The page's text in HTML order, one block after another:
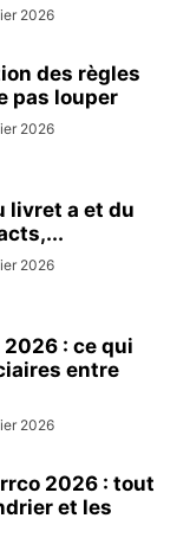
2026
des règles
pas louper
2026
livret a et du
2026
: ce qui
entre
2026
2026 : tout
et les